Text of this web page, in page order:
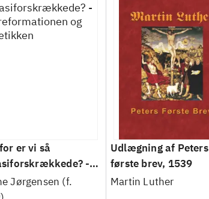
er vi så
-
og
Jørgensen (f.
Udlægning af Peters
første brev, 1539
Martin Luther